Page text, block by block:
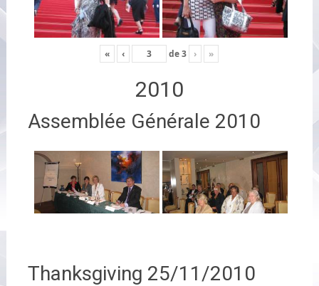
« ‹ de3 › »
2010
Assemblée Générale 2010
Thanksgiving 25/11/2010